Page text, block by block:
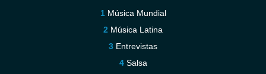
Música Mundial
Música Latina
Entrevistas
Salsa